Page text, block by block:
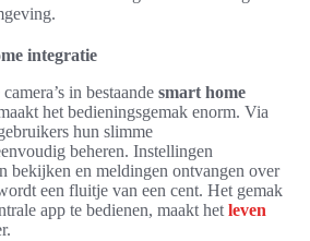
integratie
in bestaande smart home
het bedieningsgemak enorm. Via
hun slimme
beheren. Instellingen
bekijken en meldingen ontvangen over
een fluitje van een cent. Het gemak
app te bedienen, maakt het leven